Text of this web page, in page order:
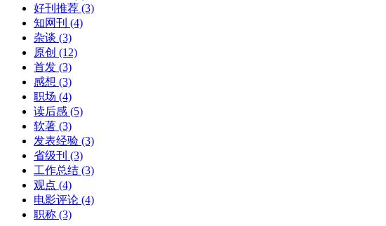
好刊推荐 (3)
知网刊 (4)
杂谈 (3)
原创 (12)
首发 (3)
感想 (3)
职场 (4)
读后感 (5)
软著 (3)
发表经验 (3)
省级刊 (3)
工作总结 (3)
观点 (4)
电影评论 (4)
职称 (3)